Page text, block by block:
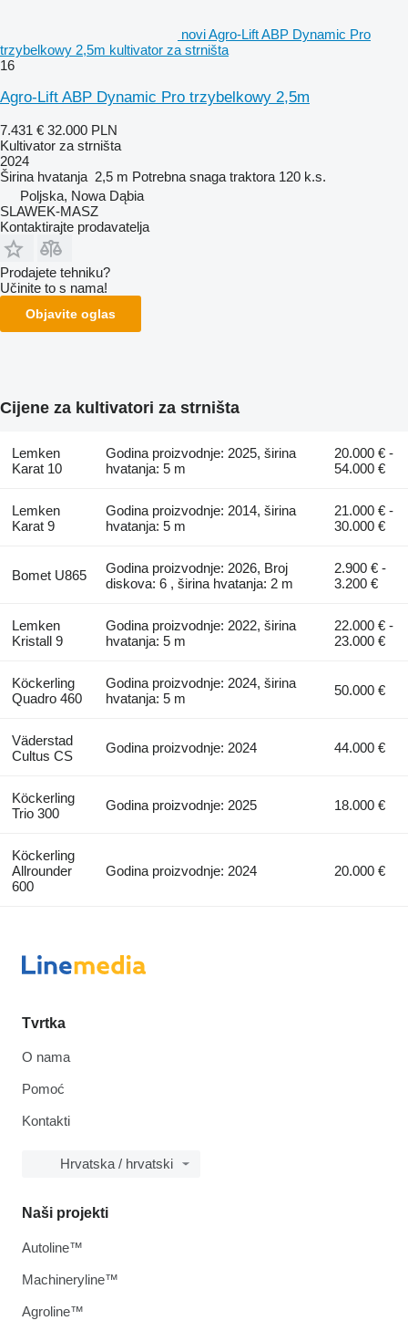
novi Agro-Lift ABP Dynamic Pro
trzybelkowy 2,5m kultivator za strništa
16
Agro-Lift ABP Dynamic Pro trzybelkowy 2,5m
7.431 € 32.000 PLN
Kultivator za strništa
2024
Širina hvatanja 2,5 m Potrebna snaga traktora 120 k.s.
Poljska, Nowa Dąbia
SLAWEK-MASZ
Kontaktirajte prodavatelja
Prodajete tehniku?
Učinite to s nama!
Objavite oglas
Cijene za kultivatori za strništa
Lemken
Karat 10
Godina proizvodnje: 2025, širina
hvatanja: 5 m
20.000 € -
54.000 €
Lemken
Karat 9
Godina proizvodnje: 2014, širina
hvatanja: 5 m
21.000 € -
30.000 €
Bomet U865
Godina proizvodnje: 2026, Broj
diskova: 6 , širina hvatanja: 2 m
2.900 € -
3.200 €
Lemken
Kristall 9
Godina proizvodnje: 2022, širina
hvatanja: 5 m
22.000 € -
23.000 €
Köckerling
Quadro 460
Godina proizvodnje: 2024, širina
hvatanja: 5 m
50.000 €
Väderstad
Cultus CS
Godina proizvodnje: 2024 44.000 €
Köckerling
Trio 300
Godina proizvodnje: 2025 18.000 €
Köckerling
Allrounder
600
Godina proizvodnje: 2024 20.000 €
Tvrtka
O nama
Pomoć
Kontakti
Hrvatska / hrvatski
Naši projekti
Autoline™
Machineryline™
Agroline™